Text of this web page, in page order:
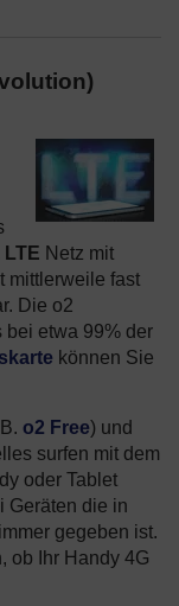
LTE Netz mit
mittlerweile fast
Die o2
bei etwa 99% der
können Sie
o2 Free) und
surfen mit dem
oder Tablet
Geräten die in
gegeben ist.
ob Ihr Handy 4G